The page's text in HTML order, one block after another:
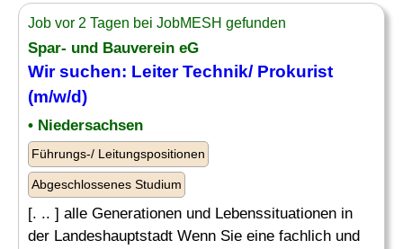
Job vor 2 Tagen bei JobMESH gefunden
Spar- und Bauverein eG
Wir suchen: Leiter Technik/ Prokurist
(m/w/d)
• Niedersachsen
Führungs-/ Leitungspositionen
Abgeschlossenes Studium
[. .. ] alle Generationen und Lebenssituationen in
der Landeshauptstadt Wenn Sie eine fachlich und